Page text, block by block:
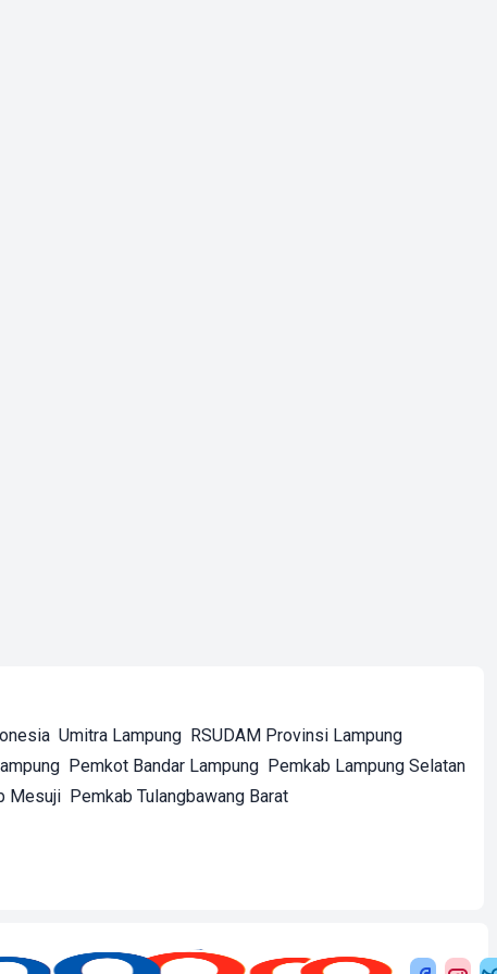
Umitra Lampung RSUDAM Provinsi Lampung
Pemkot Bandar Lampung Pemkab Lampung Selatan
Mesuji Pemkab Tulangbawang Barat